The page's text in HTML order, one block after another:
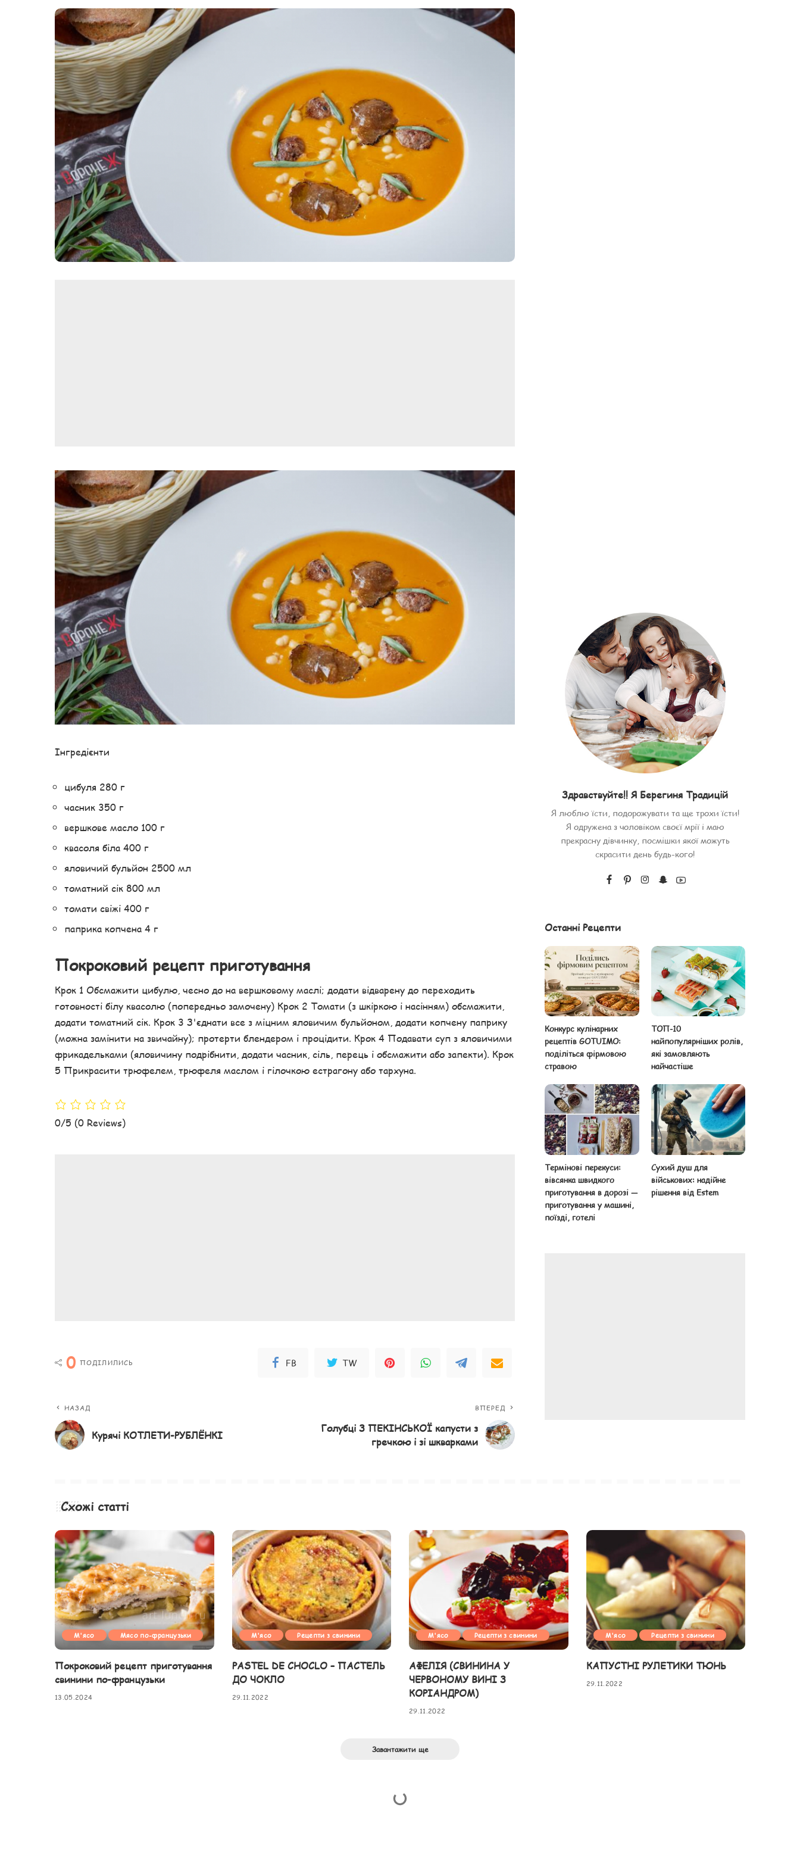
Мясо по-французьки
Шинка
Рецепти із фаршу
Інгредієнти
цибуля 280 г
часник 350 г
вершкове масло 100 г
квасоля біла 400 г
яловичий бульйон 2500 мл
томатний сік 800 мл
томати свіжі 400 г
паприка копчена 4 г
Покроковий рецепт приготування
Крок 1 Обсмажити цибулю, чесно до на вершковому маслі; додати відварену до переходить
готовності білу квасолю (попередньо замочену) Крок 2 Томати (з шкіркою і насінням) обсмажити,
додати томатний сік. Крок 3 З'єднати все з міцним яловичим бульйоном, додати копчену паприку
(можна замінити на звичайну); протерти блендером і процідити. Крок 4 Подавати суп з яловичими
фрикадельками (яловичину подрібнити, додати часник, сіль, перець і обсмажити або запекти). Крок
5 Прикрасити трюфелем, трюфеля маслом і гілочкою естрагону або тархуна.
0/5 (0 Reviews)
0 ПОДІЛИЛИСЬ FB TW
НАЗАД
Курячі КОТЛЕТИ-РУБЛЁНКІ
ВПЕРЕД
Голубці З ПЕКІНСЬКОЇ капусти з
гречкою і зі шкварками
Здравствуйте!! Я Берегиня Традицій
Я люблю їсти, подорожувати та ще трохи їсти!
Я одружена з чоловіком своєї мрії і маю
прекрасну дівчинку, посмішки якої можуть
скрасити день будь-кого!
Останні Рецепти
Конкурс кулінарних
рецептів GOTUIMO:
поділіться фірмовою
стравою
ТОП-10
найпопулярніших ролів,
які замовляють
найчастіше
Термінові перекуси:
вівсянка швидкого
приготування в дорозі —
приготування у машині,
поїзді, готелі
Сухий душ для
військових: надійне
рішення від Estem
Схожі статті
М'ясо Мясо по-французьки
Покроковий рецепт приготування
свинини по-французьки
13.05.2024
М'ясо Рецепти з свинини
PASTEL DE CHOCLO – ПАСТЕЛЬ
ДО ЧОКЛО
29.11.2022
М'ясо Рецепти з свинини
АФЕЛІЯ (СВИНИНА У
ЧЕРВОНОМУ ВИНІ З
КОРІАНДРОМ)
29.11.2022
М'ясо Рецепти з свинини
КАПУСТНІ РУЛЕТИКИ ТЮНЬ
29.11.2022
Завантажити ще